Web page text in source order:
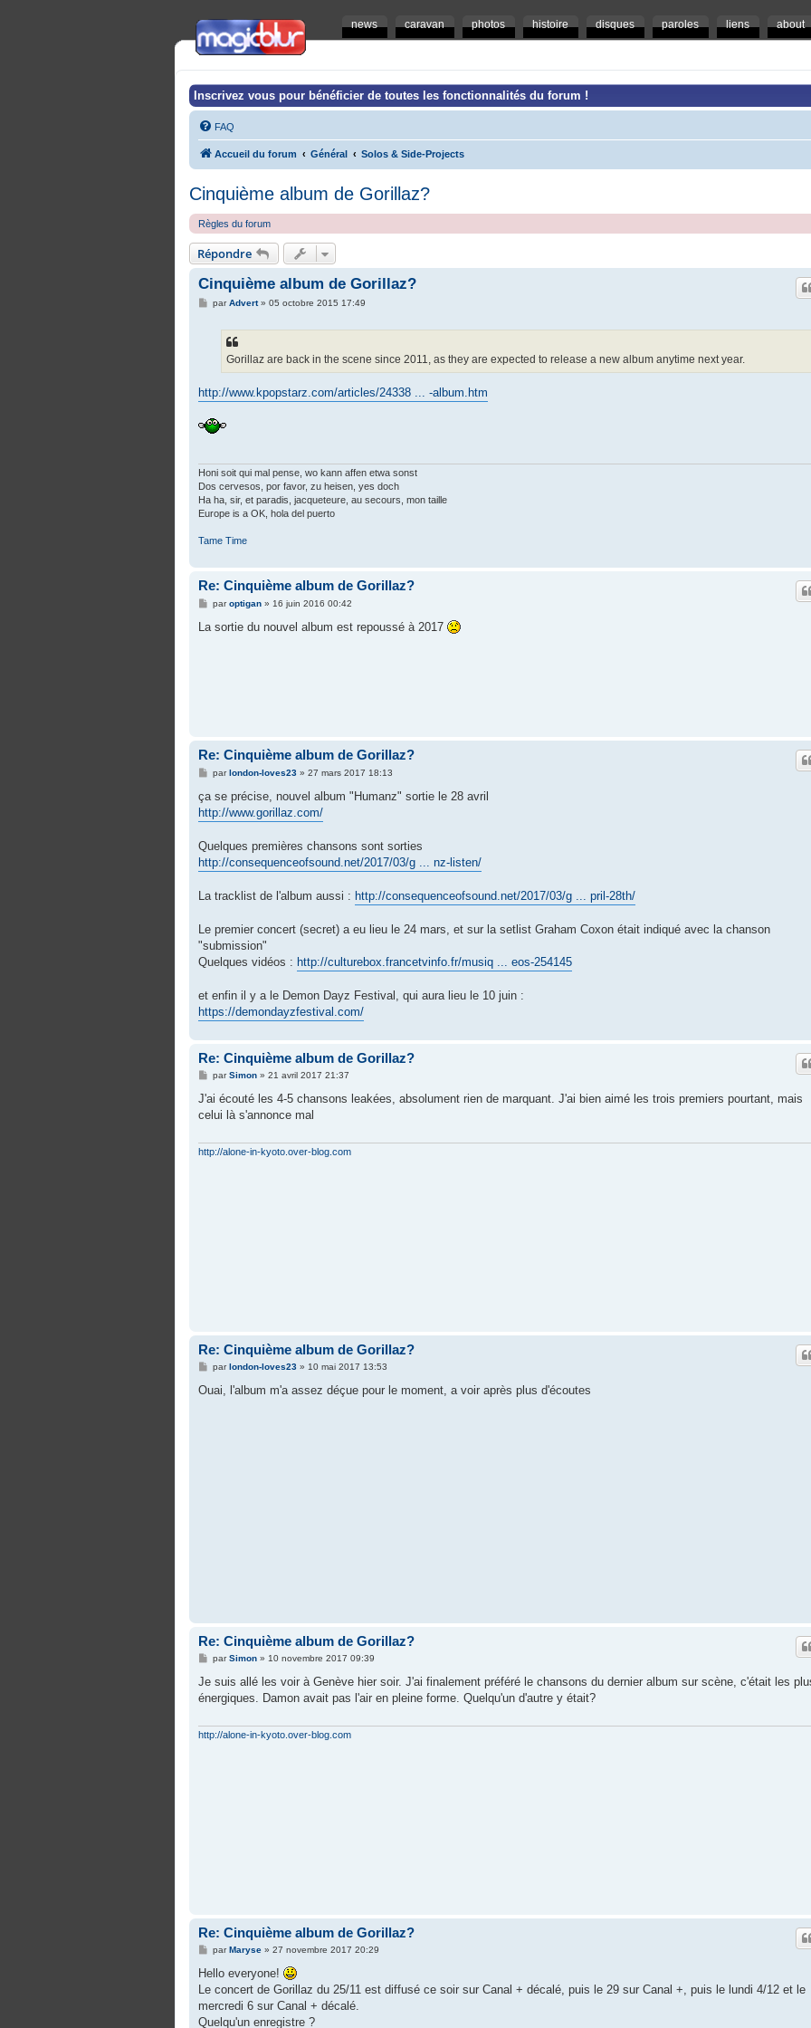
news caravan photos histoire disques paroles liens about
Inscrivez vous pour bénéficier de toutes les fonctionnalités du forum !
FAQ
Accueil du forum Général Solos & Side-Projects
Cinquième album de Gorillaz?
Règles du forum
Répondre
Cinquième album de Gorillaz?
MparAdvert» 05 octobre 2015 17:49
Gorillaz are back in the scene since 2011, as they are expected to release a new album anytime next year.
http://www.kpopstarz.com/articles/24338 ... -album.htm
Honi soit qui mal pense, wo kann affen etwa sonst
Dos cervesos, por favor, zu heisen, yes doch
Ha ha, sir, et paradis, jacqueteure, au secours, mon taille
Europe is a OK, hola del puerto
Tame Time
Re: Cinquième album de Gorillaz?
M
s
paroptigan» 16 juin 2016 00:42
La sortie du nouvel album est repoussé à 2017
Re: Cinquième album de Gorillaz?
M
s
a
parlondon-loves23» 27 mars 2017 18:13
ça se précise, nouvel album "Humanz" sortie le 28 avril
http://www.gorillaz.com/
Quelques premières chansons sont sorties
http://consequenceofsound.net/2017/03/g ... nz-listen/
La tracklist de l'album aussi : http://consequenceofsound.net/2017/03/g ... pril-28th/
Le premier concert (secret) a eu lieu le 24 mars, et sur la setlist Graham Coxon était indiqué avec la chanson
"submission"
Quelques vidéos : http://culturebox.francetvinfo.fr/musiq ... eos-254145
et enfin il y a le Demon Dayz Festival, qui aura lieu le 10 juin :
https://demondayzfestival.com/
Re: Cinquième album de Gorillaz?
M
s
a
parSimon» 21 avril 2017 21:37
J'ai écouté les 4-5 chansons leakées, absolument rien de marquant. J'ai bien aimé les trois premiers pourtant, mais
celui là s'annonce mal
http://alone-in-kyoto.over-blog.com
Re: Cinquième album de Gorillaz?
M
s
parlondon-loves23» 10 mai 2017 13:53
Ouai, l'album m'a assez déçue pour le moment, a voir après plus d'écoutes
Re: Cinquième album de Gorillaz?
M
s
a
parSimon» 10 novembre 2017 09:39
Je suis allé les voir à Genève hier soir. J'ai finalement préféré le chansons du dernier album sur scène, c'était les
énergiques. Damon avait pas l'air en pleine forme. Quelqu'un d'autre y était?
http://alone-in-kyoto.over-blog.com
Re: Cinquième album de Gorillaz?
M
s
a
g
parMaryse» 27 novembre 2017 20:29
Hello everyone!
Le concert de Gorillaz du 25/11 est diffusé ce soir sur Canal + décalé, puis le 29 sur Canal +, puis le lundi 4/12 et le
mercredi 6 sur Canal + décalé.
Quelqu'un enregistre ?